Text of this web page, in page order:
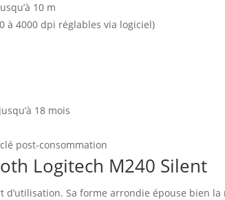
10 m
à 4000 dpi réglables via logiciel)
18 mois
post-consommation
Logitech M240 Silent
d’utilisation. Sa forme arrondie épouse bien